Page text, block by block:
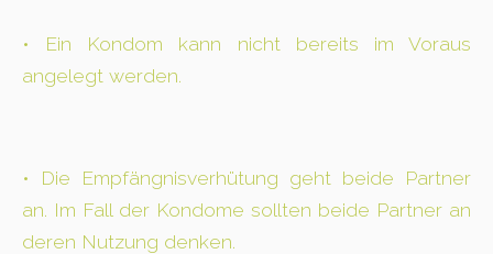
• Ein Kondom kann nicht bereits im Voraus
angelegt werden.
• Die Empfängnisverhütung geht beide Partner
an. Im Fall der Kondome sollten beide Partner an
deren Nutzung denken.